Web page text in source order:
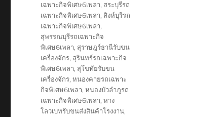
เฉพาะกิจพิเศษ6เพลา, สระบุรีรถ
เฉพาะกิจพิเศษ6เพลา, สิงห์บุรีรถ
เฉพาะกิจพิเศษ6เพลา,
สุพรรณบุรีรถเฉพาะกิจ
พิเศษ6เพลา, สุราษฎร์ธานีรับขน
เครื่องจักร, สุรินทร์รถเฉพาะกิจ
พิเศษ6เพลา, สุโขทัยรับขน
เครื่องจักร,หนองคายรถเฉพาะ
กิจพิเศษ6เพลา,หนองบัวลำภูรถ
เฉพาะกิจพิเศษ6เพลา,หาง
โลวเบทรับขนส่งสินค้าโรงงาน,